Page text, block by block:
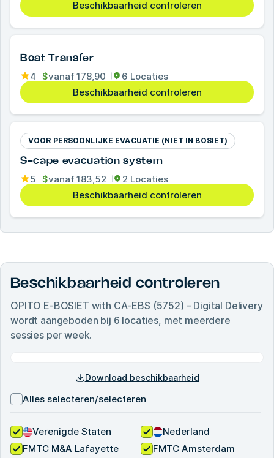
Beschikbaarheid controleren
Boat Transfer
4 $vanaf178,90
6 Locaties
Beschikbaarheid controleren
VOOR PERSOONLIJKE EVACUATIE (NIET IN BOSIET)
S-cape evacuation system
5 $vanaf183,52
2 Locaties
Beschikbaarheid controleren
Beschikbaarheid controleren
OPITO E-BOSIET with CA-EBS (5752) – Digital Delivery
wordt aangeboden bij 6 locaties, met meerdere
sessies per week.
Download beschikbaarheid
Alles selecteren/selecteren
Verenigde Staten
FMTC M&A Lafayette
Nederland
FMTC Amsterdam